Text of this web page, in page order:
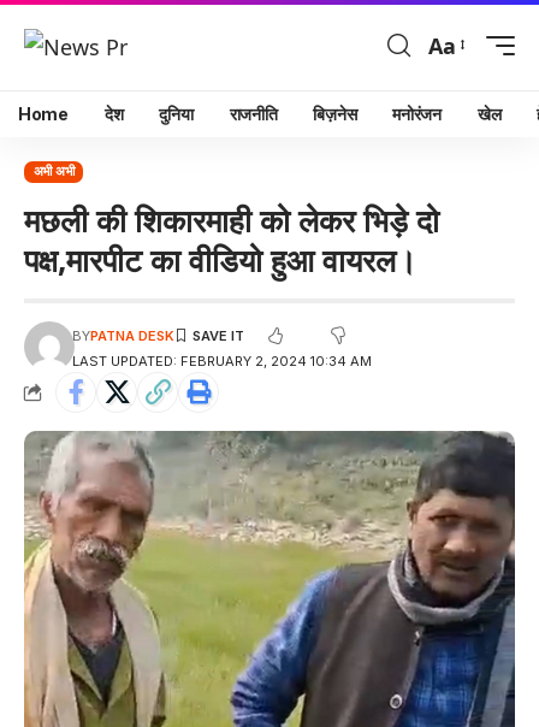
Aa
Home देश दुनिया राजनीति बिज़नेस मनोरंजन खेल
अभी अभी
मछली की शिकारमाही को लेकर भिड़े दो
पक्ष,मारपीट का वीडियो हुआ वायरल।
LAST UPDATED: FEBRUARY 2, 2024 10:34 AM
BYPATNA DESK